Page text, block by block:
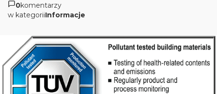
0komentarzy
w kategoriiInformacje